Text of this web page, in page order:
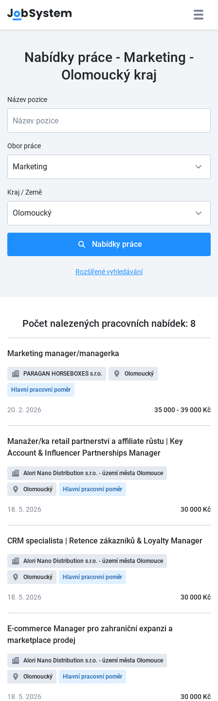
Nabídky práce - Marketing -
Olomoucký kraj
Název pozice
Obor práce
Marketing
Kraj / Země
Olomoucký
Nabídky práce
Rozšířené vyhledávání
Počet nalezených pracovních nabídek: 8
Marketing manager/managerka
PARAGAN HORSEBOXES s.r.o. Olomoucký
Hlavní pracovní poměr
35 000 - 39 000 Kč
20. 2. 2026
Manažer/ka retail partnerství a affiliate růstu | Key
Account & Influencer Partnerships Manager
Alori Nano Distribution s.r.o. - území města Olomouce
Olomoucký Hlavní pracovní poměr
30 000 Kč
18. 5. 2026
CRM specialista | Retence zákazníků & Loyalty Manager
Alori Nano Distribution s.r.o. - území města Olomouce
Olomoucký Hlavní pracovní poměr
30 000 Kč
18. 5. 2026
E-commerce Manager pro zahraniční expanzi a
marketplace prodej
Alori Nano Distribution s.r.o. - území města Olomouce
Olomoucký Hlavní pracovní poměr
30 000 Kč
18. 5. 2026